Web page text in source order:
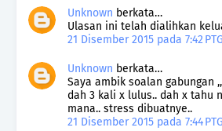
Unknown berkata…
Ulasan ini telah dialihkan
21 Disember 2015 pada 7:42 PTG
Unknown berkata…
Saya ambik soalan gabungan
dah 3 kali x lulus.. dah x tahu
mana.. stress dibuatnye..
21 Disember 2015 pada 7:44 PTG